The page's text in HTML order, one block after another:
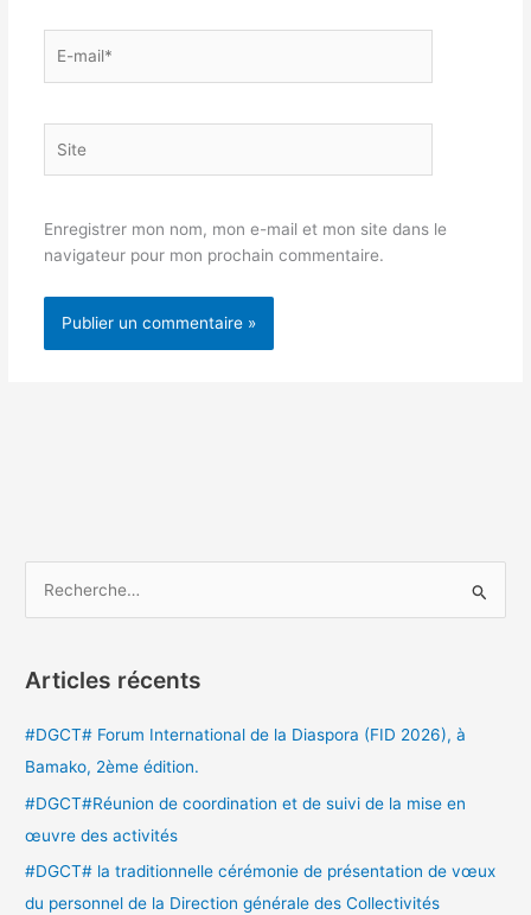
mail*
Enregistrer mon nom, mon e-mail et mon site dans le
navigateur pour mon prochain commentaire.
h
r
Articles récents
#DGCT# Forum International de la Diaspora (FID 2026), à
Bamako, 2ème édition.
#DGCT#Réunion de coordination et de suivi de la mise en
œuvre des activités
#DGCT# la traditionnelle cérémonie de présentation de vœux
du personnel de la Direction générale des Collectivités